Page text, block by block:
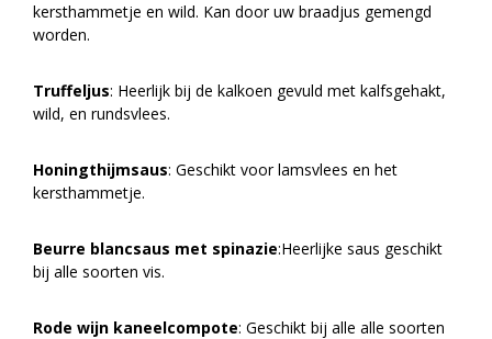
kersthammetje en wild. Kan door uw braadjus gemengd
worden.
Truffeljus: Heerlijk bij de kalkoen gevuld met kalfsgehakt,
wild, en rundsvlees.
Honingthijmsaus: Geschikt voor lamsvlees en het
kersthammetje.
Beurre blancsaus met spinazie:Heerlijke saus geschikt
bij alle soorten vis.
Rode wijn kaneelcompote: Geschikt bij alle alle soorten